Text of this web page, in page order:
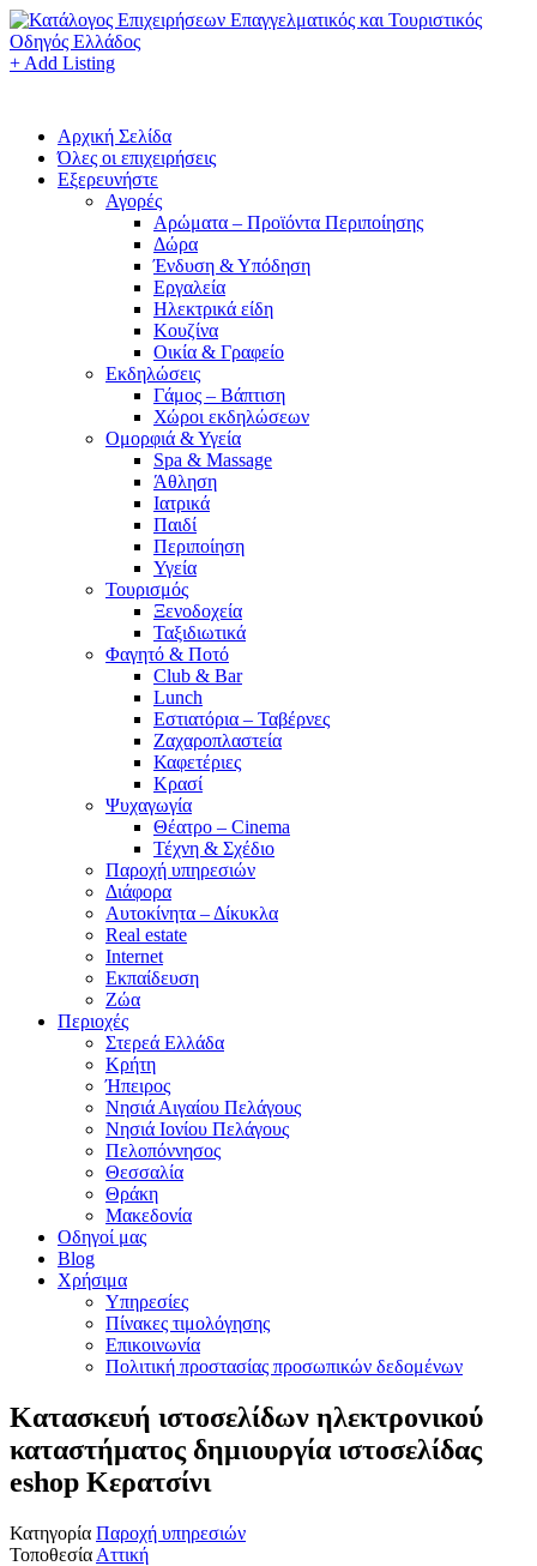
+ Add Listing
Αρχική Σελίδα
Όλες οι επιχειρήσεις
Εξερευνήστε
Αγορές
Αρώματα – Προϊόντα Περιποίησης
Δώρα
Ένδυση & Υπόδηση
Εργαλεία
Ηλεκτρικά είδη
Κουζίνα
Οικία & Γραφείο
Εκδηλώσεις
Γάμος – Βάπτιση
Χώροι εκδηλώσεων
Ομορφιά & Υγεία
Spa & Massage
Άθληση
Ιατρικά
Παιδί
Περιποίηση
Υγεία
Τουρισμός
Ξενοδοχεία
Ταξιδιωτικά
Φαγητό & Ποτό
Club & Bar
Lunch
Εστιατόρια – Ταβέρνες
Ζαχαροπλαστεία
Καφετέριες
Κρασί
Ψυχαγωγία
Θέατρο – Cinema
Τέχνη & Σχέδιο
Παροχή υπηρεσιών
Διάφορα
Αυτοκίνητα – Δίκυκλα
Real estate
Internet
Εκπαίδευση
Ζώα
Περιοχές
Στερεά Ελλάδα
Κρήτη
Ήπειρος
Νησιά Αιγαίου Πελάγους
Νησιά Ιονίου Πελάγους
Πελοπόννησος
Θεσσαλία
Θράκη
Μακεδονία
Οδηγοί μας
Blog
Χρήσιμα
Υπηρεσίες
Πίνακες τιμολόγησης
Επικοινωνία
Πολιτική προστασίας προσωπικών δεδομένων
Κατασκευή ιστοσελίδων ηλεκτρονικού
καταστήματος δημιουργία ιστοσελίδας
eshop Κερατσίνι
Κατηγορία Παροχή υπηρεσιών
Τοποθεσία Αττική